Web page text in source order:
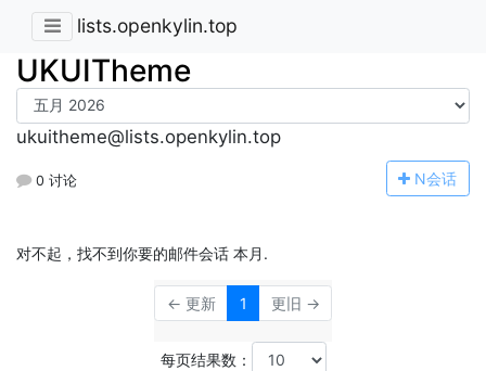
lists.openkylin.top
UKUITheme
ukuitheme@lists.openkylin.top
0 讨论 N会话
对不起，找不到你要的邮件会话 本月.
← 更新 1 更旧 →
每页结果数：